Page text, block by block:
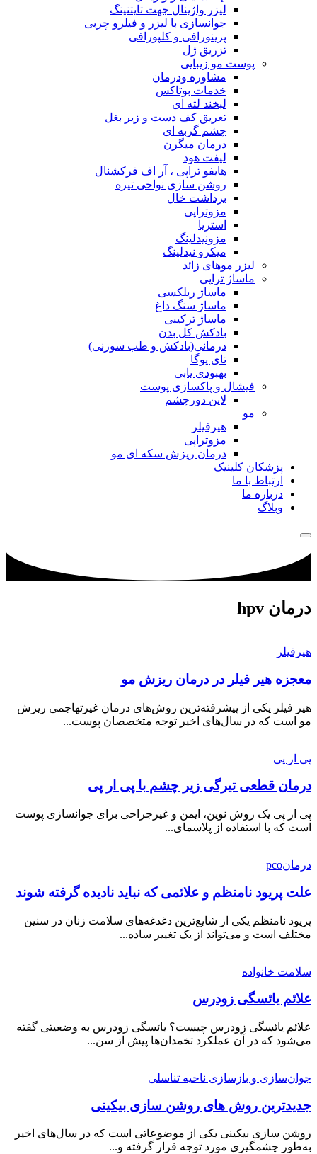
لیزر واژینال جهت تایتنینگ
جوانسازی با لیزر و فیلرو چربی
پرینورافی و کلپورافی
تزریق ژل
پوست مو زیبایی
مشاوره ودرمان
خدمات بوتاکس
لبخند لثه ای
تعریق کف دست و زیر بغل
چشم گربه ای
درمان میگرن
لیفت هود
هایفو تراپی ، آر اف فرکشنال
روشن سازی نواحی تیره
برداشت خال
مزوتراپی
استریا
مزونیدلینگ
میکرو نیدلینگ
لیزر موهای زائد
ماساژ تراپی
ماساژ ریلکسی
ماساژ سنگ داغ
ماساژ ترکیبی
بادکش کل بدن
درمانی(بادکش و طب سوزنی)
تای یوگا
بهبودی یابی
فیشال و پاکسازی پوست
لاین دورچشم
مو
هیرفیلر
مزوتراپی
درمان ریزش سکه ای مو
پزشکان کلینیک
ارتباط با ما
درباره ما
وبلاگ
درمان hpv
هیرفیلر
معجزه هیر فیلر در درمان ریزش مو
هیر فیلر یکی از پیشرفته‌ترین روش‌های درمان غیرتهاجمی ریزش
مو است که در سال‌های اخیر توجه متخصصان پوست...
پی ار پی
درمان قطعی تیرگی زیر چشم با پی ار پی
پی ار پی یک روش نوین، ایمن و غیرجراحی برای جوانسازی پوست
است که با استفاده از پلاسمای...
درمانpco
علت پریود نامنظم و علائمی که نباید نادیده گرفته شوند
پریود نامنظم یکی از شایع‌ترین دغدغه‌های سلامت زنان در سنین
مختلف است و می‌تواند از یک تغییر ساده...
سلامت خانواده
علائم یائسگی زودرس
علائم یائسگی زودرس چیست؟ یائسگی زودرس به وضعیتی گفته
می‌شود که در آن عملکرد تخمدان‌ها پیش از سن...
جوان‌سازی و بازسازی ناحیه تناسلی
جدیدترین روش های روشن سازی بیکینی
روشن سازی بیکینی یکی از موضوعاتی است که در سال‌های اخیر
به‌طور چشمگیری مورد توجه قرار گرفته و...